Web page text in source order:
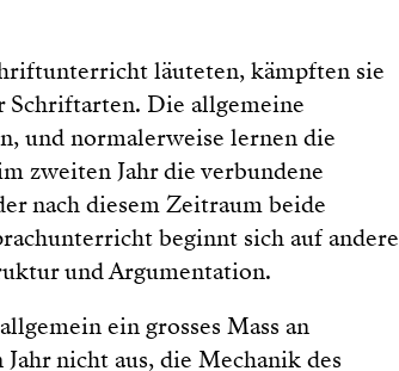
läuteten, kämpften sie
Die allgemeine
und normalerweise lernen die
zweiten Jahr die verbundene
nach diesem Zeitraum beide
beginnt sich auf andere
und Argumentation.
ein grosses Mass an
nicht aus, die Mechanik des